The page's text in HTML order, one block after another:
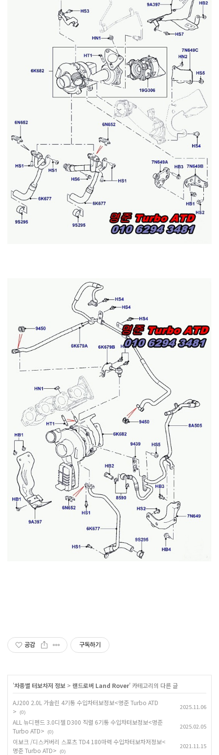
공감 구독하기
'차종별 터보차저 정보 > 랜드로버 Land Rover' 카테고리의 다른 글
AJ200 2.0L 가솔린 4기통 수입차터보정보<명준 Turbo ATD
>
(0)
2025.11.06
ALL 뉴디펜드 3.0디젤 D300 직렬 6기통 수입차터보정보<명준
Turbo ATD>
(0)
2025.02.05
이보크 /디스커버리 스포츠 TD4 180마력 수입차터보차저정보<
명준 Turbo ATD>
(0)
2021.11.15